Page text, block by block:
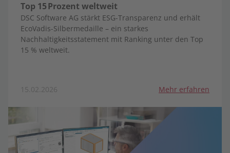
Top 15 Prozent weltweit
DSC Software AG stärkt ESG-Transparenz und erhält
EcoVadis-Silbermedaille – ein starkes
Nachhaltigkeitsstatement mit Ranking unter den Top
15 % weltweit.
15.02.2026 Mehr erfahren